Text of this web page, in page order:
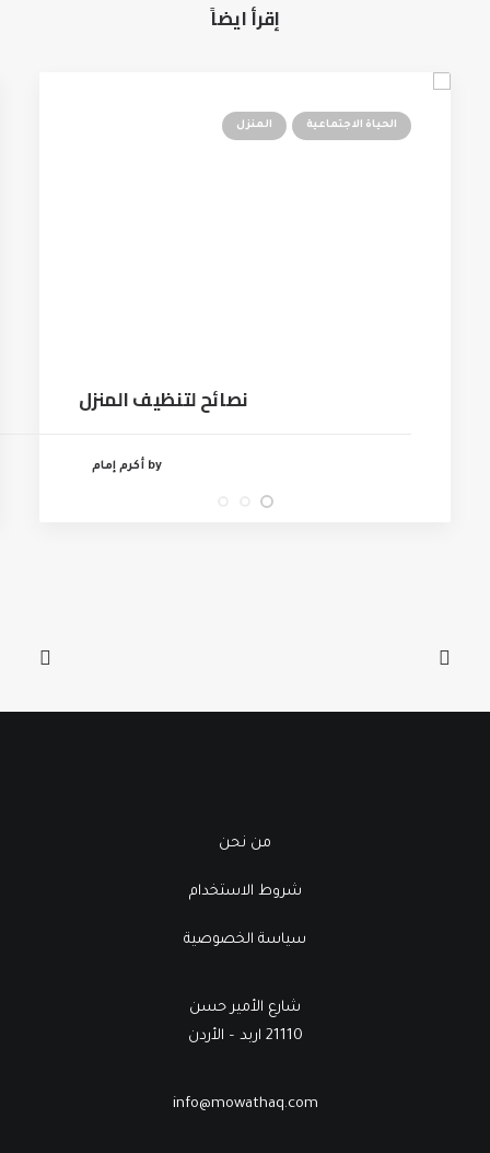
إقرأ ايضاً
الحياة الاجتماعية المنزل
نصائح لتنظيف المنزل
by أكرم إمام
من نحن
شروط الاستخدام
سياسة الخصوصية
شارع الأمير حسن
21110 اربد – الأردن
info@mowathaq.com